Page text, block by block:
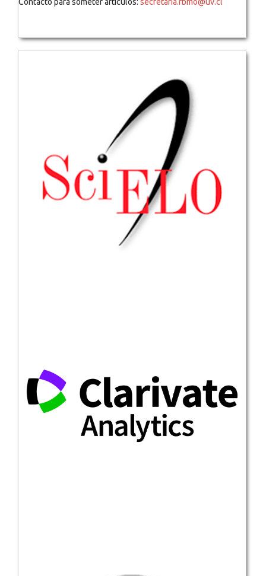
Contacto para someter artículos: secretaria.rbmo@uv.cl